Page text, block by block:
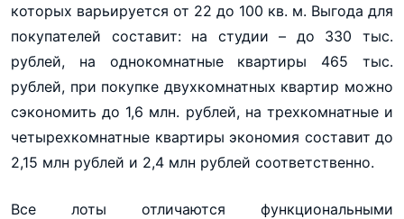
которых варьируется от 22 до 100 кв. м. Выгода для
покупателей составит: на студии – до 330 тыс.
рублей, на однокомнатные квартиры 465 тыс.
рублей, при покупке двухкомнатных квартир можно
сэкономить до 1,6 млн. рублей, на трехкомнатные и
четырехкомнатные квартиры экономия составит до
2,15 млн рублей и 2,4 млн рублей соответственно.
Все лоты отличаются функциональными